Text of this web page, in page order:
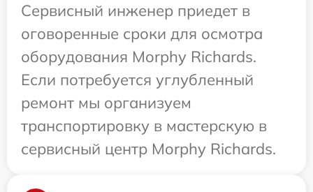
Сервисный инженер приедет в
оговоренные сроки для осмотра
оборудования Morphy Richards.
Если потребуется углубленный
ремонт мы организуем
транспортировку в мастерскую в
сервисный центр Morphy Richards.